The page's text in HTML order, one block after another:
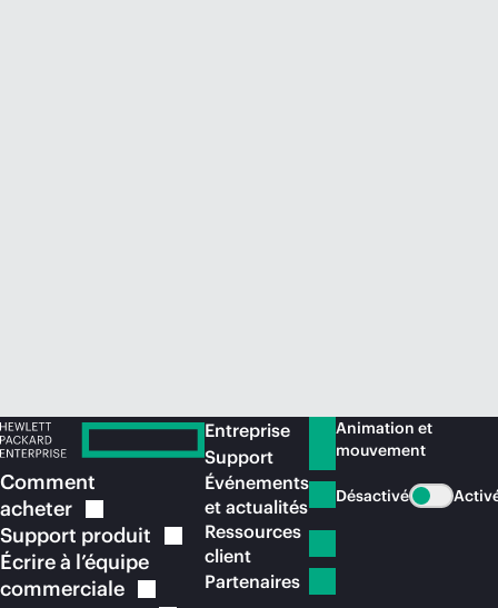
Comment
acheter
Support produit
Écrire à l’équipe
commerciale
Entreprise
Support
Événements
et actualités
Ressources
client
Partenaires
Animation et
mouvement
Désactivé